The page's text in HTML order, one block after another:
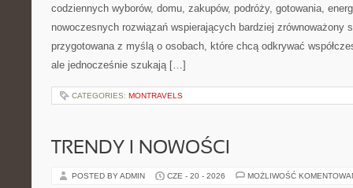
codziennych wyborów, domu, zakupów, podróży, gotowania,
nowoczesnych rozwiązań wspierających bardziej zrównoważony
przygotowana z myślą o osobach, które chcą odkrywać
ale jednocześnie szukają […]
CATEGORIES: MONTRAVELS
TRENDY I NOWOŚCI
POSTED BY ADMIN CZE - 20 - 2026 MOŻLIWOŚĆ